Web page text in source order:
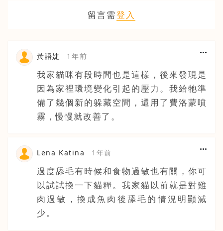
留言需登入
黃語婕 1年前
我家貓咪有段時間也是這樣，後來發現是
因為家裡環境變化引起的壓力。我給牠準
備了幾個新的躲藏空間，還用了費洛蒙噴
霧，慢慢就改善了。
Lena Katina 1年前
過度舔毛有時候和食物過敏也有關，你可
以試試換一下貓糧。我家貓以前就是對雞
肉過敏，換成魚肉後舔毛的情況明顯減
少。